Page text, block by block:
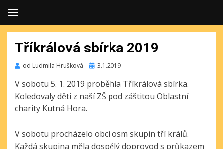
Tříkrálová sbírka 2019
od Ludmila Hrušková Publikováno
3.1.2019
V sobotu 5. 1. 2019 proběhla Tříkrálová sbírka.
Koledovaly děti z naší ZŠ pod záštitou Oblastní
charity Kutná Hora.
V sobotu procházelo obcí osm skupin tří králů.
Každá skupina měla dospělý doprovod s průkazem